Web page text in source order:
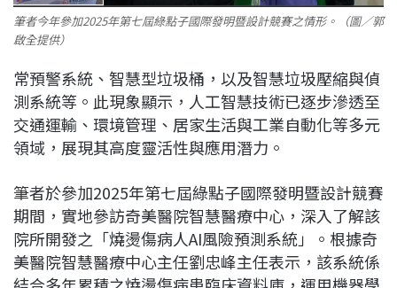
筆者今年參加2025年第七屆綠點子國際發明暨設計競賽之情形。（圖／郭
啟全提供）
常預警系統、智慧型垃圾桶，以及智慧垃圾壓縮與偵
測系統等。此現象顯示，人工智慧技術已逐步滲透至
交通運輸、環境管理、居家生活與工業自動化等多元
領域，展現其高度靈活性與應用潛力。
筆者於參加2025年第七屆綠點子國際發明暨設計競賽
期間，實地參訪奇美醫院智慧醫療中心，深入了解該
院所開發之「燒燙傷病人AI風險預測系統」。根據奇
美醫院智慧醫療中心主任劉忠峰主任表示，該系統係